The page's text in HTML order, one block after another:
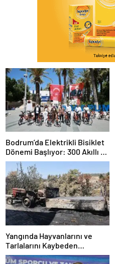
Bodrum’da Elektrikli Bisiklet
Dönemi Başlıyor: 300 Akıllı E-
Bisiklet Hizmete Girecek
Yangında Hayvanlarını ve
Tarlalarını Kaybeden
Üreticilere Muğla